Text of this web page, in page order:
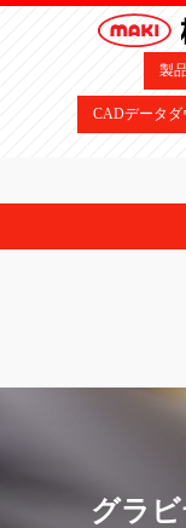
製
CADデータ
グラ